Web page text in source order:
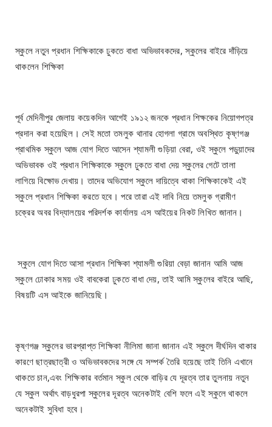
স্কুলে নতুন প্রধান শিক্ষিকাকে ঢুকতে বাধা অভিভাবকদের, স্কুলের বাইরে দাঁড়িয়ে
থাকলেন শিক্ষিকা
পূর্ব মেদিনীপুর জেলায় কয়েকদিন আগেই ১৯১২ জনকে প্রধান শিক্ষকের নিয়োগপত্র
প্রদান করা হয়েছিল। সেই মতো তমলুক থানার হোগলা গ্রামে অবস্থিত কৃষ্ণগঞ্জ
প্রাথমিক স্কুলে আজ যোগ দিতে আসেন শ্যামলী গুড়িয়া বেরা, ওই স্কুলে পড়ুয়াদের
অভিভাবক ওই প্রধান শিক্ষিকাকে স্কুলে ঢুকতে বাধা দেয় স্কুলের গেটে তালা
লাগিয়ে বিক্ষোভ দেখায়। তাদের অভিযোগ স্কুলে দায়িত্বে থাকা শিক্ষিকাকেই এই
স্কুলে প্রধান শিক্ষিকা করতে হবে। পরে তারা এই দাবি নিয়ে তমলুক গ্রামীণ
চক্রের অবর বিদ্যালয়ের পরিদর্শক কার্যালয় এস আইয়ের নিকট লিখিত জানান।
স্কুলে যোগ দিতে আসা প্রধান শিক্ষিকা শ্যামলী গুরিয়া বেড়া জানান আমি আজ
স্কুলে ঢোকার সময় ওই বাবকেরা ঢুকতে বাধা দেয়, তাই আমি স্কুলের বাইরে আছি,
বিষয়টি এস আইকে জানিয়েছি।
কৃষ্ণগঞ্জ স্কুলের ভারপ্রাপ্ত শিক্ষিকা নীলিমা জানা জানান এই স্কুলে দীর্ঘদিন থাকার
কারণে ছাত্রছাত্রী ও অভিভাবকদের সঙ্গে যে সম্পর্ক তৈরি হয়েছে তাই তিনি এখানে
থাকতে চান,এবং শিক্ষিকার বর্তমান স্কুল থেকে বাড়ির যে দূরত্ব তার তুলনায় নতুন
যে স্কুল অর্থাৎ বাড়ধুরপা স্কুলের দূরত্ব অনেকটাই বেশি ফলে এই স্কুলে থাকলে
অনেকটাই সুবিধা হবে।